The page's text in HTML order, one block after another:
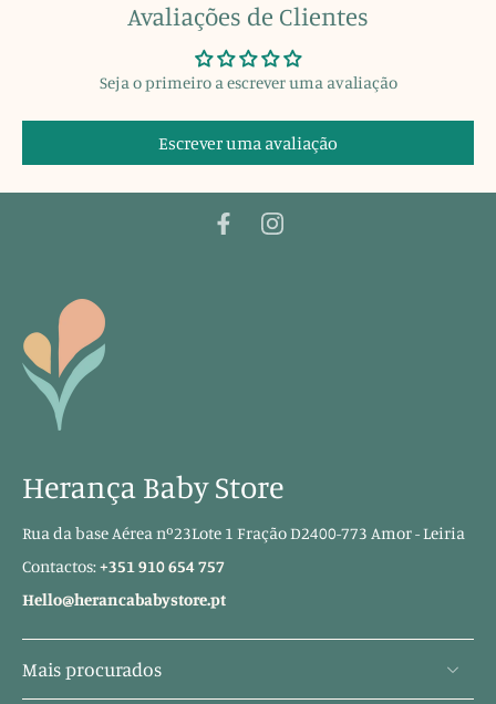
Avaliações de Clientes
Seja o primeiro a escrever uma avaliação
Escrever uma avaliação
Herança Baby Store
Rua da base Aérea nº23Lote 1 Fração D2400-773 Amor - Leiria
Contactos:+351 910 654 757
Hello@herancababystore.pt
Mais procurados